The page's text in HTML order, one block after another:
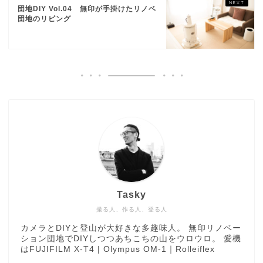
団地DIY Vol.04 無印が手掛けたリノベ
団地のリビング
撮る人、作る人、登る人
Tasky
カメラとDIYと登山が大好きな多趣味人。 無印リノベー
ション団地でDIYしつつあちこちの山をウロウロ。 愛機
はFUJIFILM X-T4 | Olympus OM-1｜Rolleiflex